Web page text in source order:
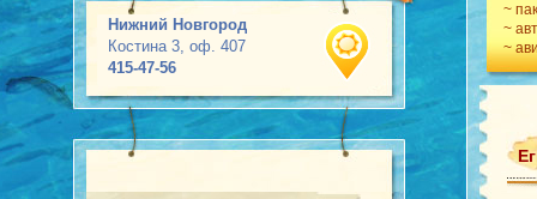
Нижний Новгород
Костина 3, оф. 407
415-47-56
~
~
~